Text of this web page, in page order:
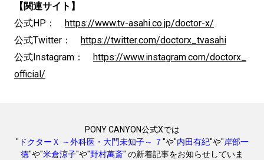
【関連サイト】
公式HP：
https://www.tv-asahi.co.jp/doctor-x/
公式Twitter：
https://twitter.com/doctorx_tvasahi
公式Instagram：
https://www.instagram.com/doctorx_
official/
PONY CANYON公式Xでは
" ドクターＸ ～外科医・大門未知子～ ７"や"内田有紀"や"岸部一
徳"や"米倉涼子"や"野村萬斎" の新着記事をお知らせしていま